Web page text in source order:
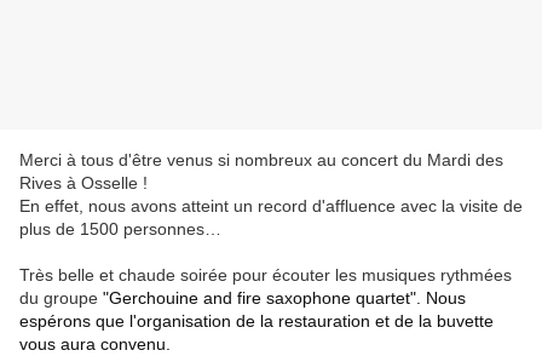
Merci à tous d'être venus si nombreux au concert du Mardi des
Rives à Osselle !
En effet, nous avons atteint un record d'affluence avec la visite de
plus de 1500 personnes…
Très belle et chaude soirée pour écouter les musiques rythmées
du groupe "Gerchouine and fire saxophone quartet". Nous
espérons que l'organisation de la restauration et de la buvette
vous aura convenu.